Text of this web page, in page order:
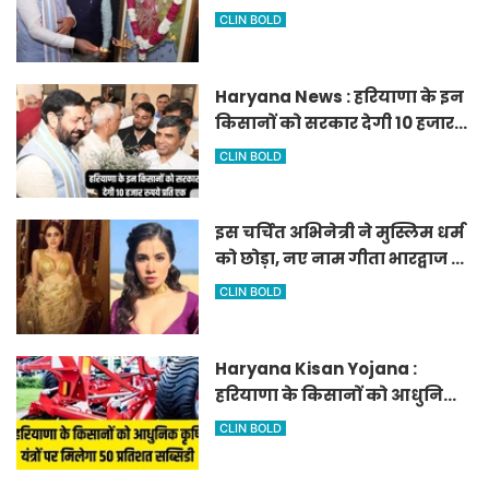
एकड़ में बनेगा स्मार्ट एग्रीकल्चर
CLIN BOLD
Haryana News : हरियाणा के इन
किसानों को सरकार देगी 10 हजार
रुपये प्रति एकड़, सीएम सैनी की
CLIN BOLD
इस चर्चित अभिनेत्री ने मुस्लिम धर्म
को छोड़ा, नए नाम गीता भारद्वाज से
हो रही वायरल
CLIN BOLD
Haryana Kisan Yojana :
हरियाणा के किसानों को आधुनिक
कृषि यंत्रों पर मिलेगा 50 प्रतिशत
CLIN BOLD